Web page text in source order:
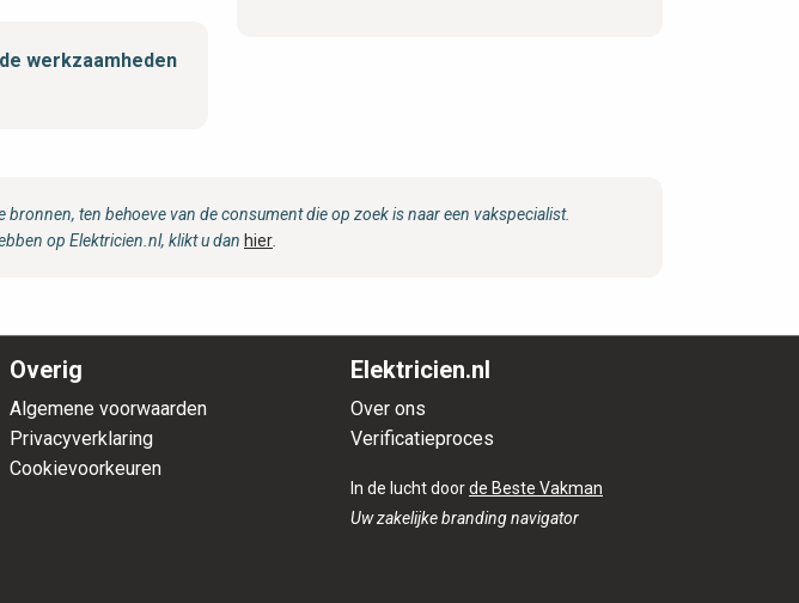
werkzaamheden
ten behoeve van de consument die op zoek is naar een vakspecialist.
op Elektricien.nl, klikt u dan hier
Overig
Algemene voorwaarden
Privacyverklaring
Cookievoorkeuren
Elektricien.nl
Over ons
Verificatieproces
In de lucht doorde Beste Vakman
Uw zakelijke branding navigator